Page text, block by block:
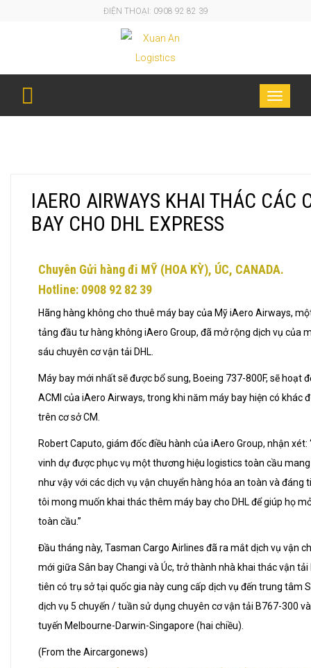
ĐIỆN THOẠI: 0908 92 82 39
Toggle
IAERO AIRWAYS KHAI THÁC CÁC CHUYẾN BAY CHO
DHL EXPRESS
IAERO AIRWAYS KHAI THÁC CÁC
BAY CHO DHL EXPRESS
Chuyên Gửi hàng đi MỸ (HOA KỲ), ÚC, CANADA.
Hotline: 0908 92 82 39
Hãng hàng không cho thuê máy bay của Mỹ iAero Airways,
tảng đầu tư hàng không iAero Group, đã mở rộng dịch vụ của
sáu chuyên cơ vận tải DHL.
Máy bay mới nhất sẽ được bổ sung, Boeing 737-800F, sẽ hoạt
ACMI của iAero Airways, trong khi năm máy bay hiện có khác
trên cơ sở CM.
Robert Caputo, giám đốc điều hành của iAero Group, nhận xét:
vinh dự được phục vụ một thương hiệu logistics toàn cầu
như vậy với các dịch vụ vận chuyển hàng hóa an toàn và đáng
tôi mong muốn khai thác thêm máy bay cho DHL để giúp họ
toàn cầu.”
Đầu tháng này, Tasman Cargo Airlines đã ra mắt dịch vụ vận
mới giữa Sân bay Changi và Úc, trở thành nhà khai thác vận
tiên có trụ sở tại quốc gia này cung cấp dịch vụ đến trung tâm
dịch vụ 5 chuyến / tuần sử dụng chuyên cơ vận tải B767-300
tuyến Melbourne-Darwin-Singapore (hai chiều).
(From the Aircargonews)